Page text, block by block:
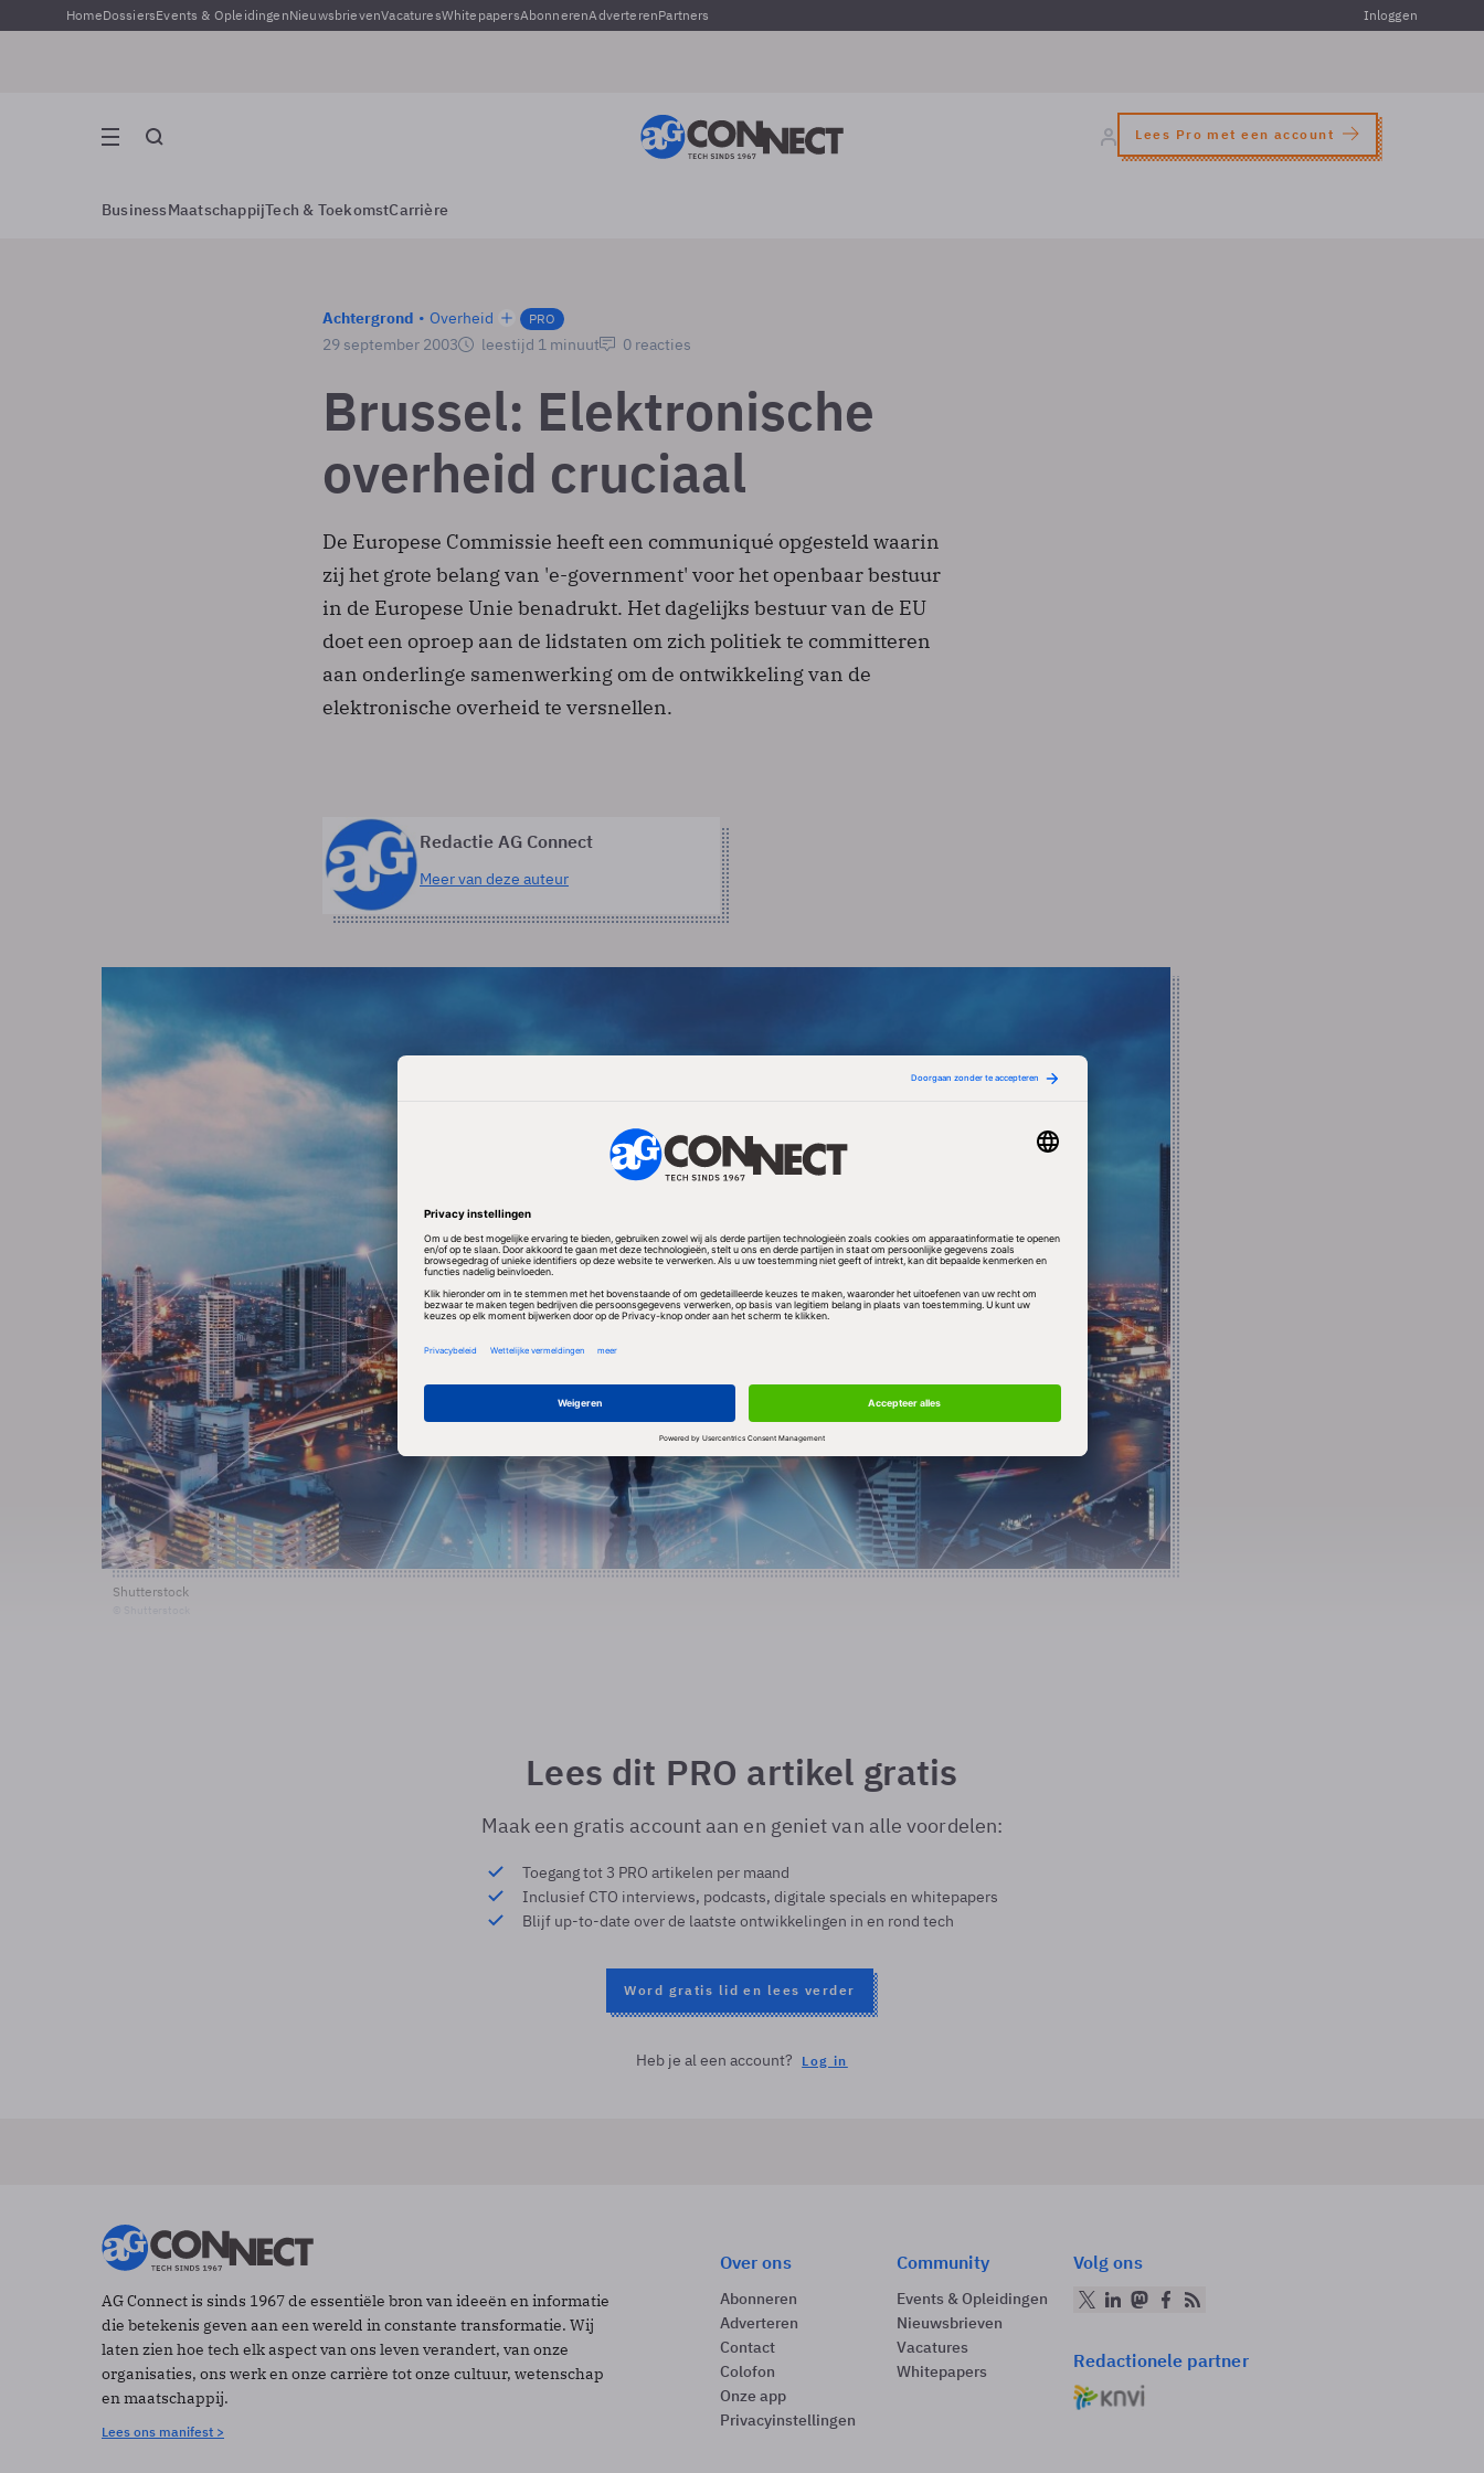
HomeDossiersEvents & OpleidingenNieuwsbrievenVacaturesWhitepapersAbonnerenAdverterenPartners Inloggen
Lees Pro met een account
BusinessMaatschappijTech & ToekomstCarrière
Achtergrond Overheid PRO
29 september 2003 leestijd 1 minuut 0 reacties
Brussel: Elektronische
overheid cruciaal
De Europese Commissie heeft een communiqué opgesteld waarin
zij het grote belang van 'e-government' voor het openbaar bestuur
in de Europese Unie benadrukt. Het dagelijks bestuur van de EU
doet een oproep aan de lidstaten om zich politiek te committeren
aan onderlinge samenwerking om de ontwikkeling van de
elektronische overheid te versnellen.
Redactie AG Connect
Meer van deze auteur
Shutterstock
Lees dit PRO artikel gratis
Maak een gratis account aan en geniet van alle voordelen:
Toegang tot 3 PRO artikelen per maand
Inclusief CTO interviews, podcasts, digitale specials en whitepapers
Blijf up-to-date over de laatste ontwikkelingen in en rond tech
Word gratis lid en lees verder
Heb je al een account? Log in
AG Connect is sinds 1967 de essentiële bron van ideeën en informatie
die betekenis geven aan een wereld in constante transformatie. Wij
laten zien hoe tech elk aspect van ons leven verandert, van onze
organisaties, ons werk en onze carrière tot onze cultuur, wetenschap
en maatschappij.
Lees ons manifest >
Over ons
Abonneren
Adverteren
Contact
Colofon
Onze app
Privacyinstellingen
Community
Events & Opleidingen
Nieuwsbrieven
Vacatures
Whitepapers
Volg ons
Redactionele partner